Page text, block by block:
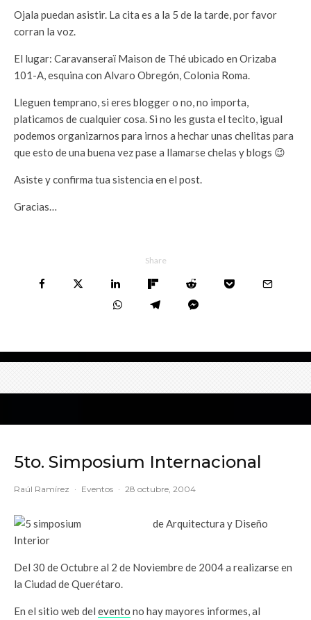
Ojala puedan asistir. La cita es a la 5 de la tarde, por favor
corran la voz.
El lugar: Caravanseraï Maison de Thé ubicado en Orizaba
101-A, esquina con Alvaro Obregón, Colonia Roma.
Lleguen temprano, si eres blogger o no, no importa,
platicamos de cualquier cosa. Si no les gusta el tecito, igual
podemos organizarnos para irnos a hechar unas chelitas para
que esto de una buena vez pase a llamarse chelas y blogs 😉
Asiste y confirma tua sistencia en el post.
Gracias…
Share
5to. Simposium Internacional
Raúl Ramírez · Eventos · 28 octubre, 2004
de Arquitectura y Diseño
Interior
Del 30 de Octubre al 2 de Noviembre de 2004 a realizarse en
la Ciudad de Querétaro.
En el sitio web del evento no hay mayores informes, al